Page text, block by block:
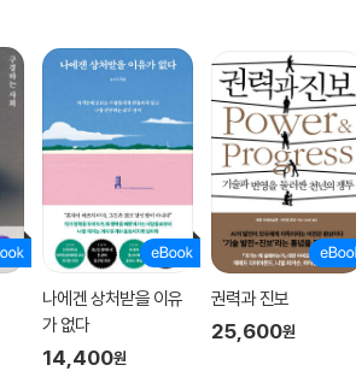
나에겐 상처받을 이유
가 없다
14,400원
권력과 진보
25,600원